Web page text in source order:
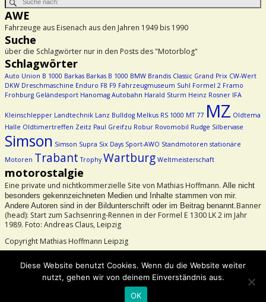
AWE
Fahrzeuge aus Eisenach aus den Jahren 1949 bis 1990
Suche
über die Schlagwörter nur in den Posts des "Motorblog"
Schlagwörter
Auto Union B 1000 Barkas Barkas B 1000 BMW Brandis Classic Grand Prix CW-Wert
DKW Dreschmaschine Enduro F8 F9 Fahrzeugmuseum Suhl Formel 2 Framo
Frohburg Geländesport Hanomag Autobahn Harald Sturm Heinz Rosner IFA
Kleinschlepper Landtechnik Lanz Bulldog Melkus RS 1000 MT 77 MZ Oldtema
Halle Oldtimertreffen Zeitz Paul Greifzu Robur Rovomobil Rudge Silbervase
Simson Simson Supra Six Days Sport-AWO Standmotoren stationäre
Motoren Trabant Trophy Wartburg Weltmeisterschaft
motorostalgie
Eine private und nichtkommerzielle Site von Mathias Hoffmann. Alle nicht
besonders gekennzeichneten Medien und Inhalte stammen von mir.
Andere Autoren sind in der Bildunterschrift oder im Beitrag benannt.Banner
(head): Start zum Sachsenring-Rennen in der Formel E 1300 LK 2 im Jahr
1989. Foto: Andreas Claus, Leipzig
Copyright Mathias Hoffmann Leipzig
Diese Website benutzt Cookies. Wenn du die Website weiter
nutzt, gehen wir von deinem Einverständnis aus.
OK